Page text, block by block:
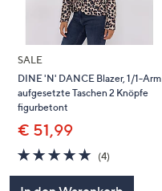
SALE
DINE 'N' DANCE Blazer, 1/1-Arm
aufgesetzte Taschen 2 Knöpfe
figurbetont
€ 51,99
4.8
von
(4)